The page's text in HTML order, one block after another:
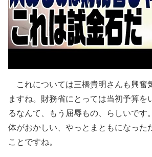
これについては三橋貴明さんも興奮
ますね。財務省にとっては当初予算を
るなんて、もう屈辱もの、らしいです
体がおかしい、やっとまともになった
ことですね。